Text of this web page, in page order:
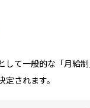
して一般的な「月給
されます。